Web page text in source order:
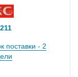
поставки - 2